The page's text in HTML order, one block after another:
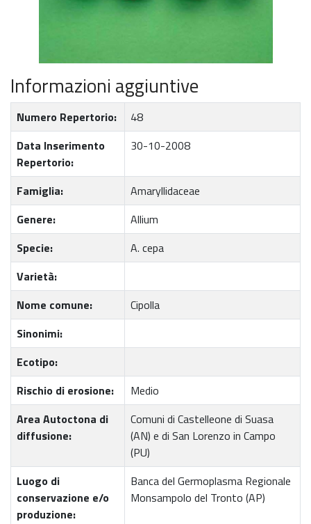
Informazioni aggiuntive
Numero Repertorio:
48
Data Inserimento
Repertorio:
30-10-2008
Famiglia:
Amaryllidaceae
Genere:
Allium
Specie:
A. cepa
Varietà:
Nome comune:
Cipolla
Sinonimi:
Ecotipo:
Rischio di erosione:
Medio
Area Autoctona di
diffusione:
Comuni di Castelleone di Suasa
(AN) e di San Lorenzo in Campo
(PU)
Luogo di
conservazione e/o
produzione:
Banca del Germoplasma Regionale
Monsampolo del Tronto (AP)